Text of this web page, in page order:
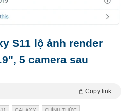
S11 lộ ảnh render
5 camera sau
Copy link